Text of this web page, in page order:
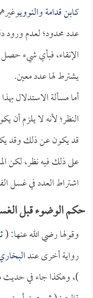
كـابن قدامةوالنووي
عدد محدود؛ لعدم ورود
الإنقاء، فبأي شيء
يشترط لها عدد معين.
أما مسألة الاستدلال
النظر؛ لأنه لا يلزم
قد يكون عن ذلك وقد
على ذلك فيه نظر، لكن
اشتراط العدد في غسل
حكم الوضوء قبل
وقولها رضي الله عنها: (
رواية أخرى عند
)، وهكذا جاء في حديث